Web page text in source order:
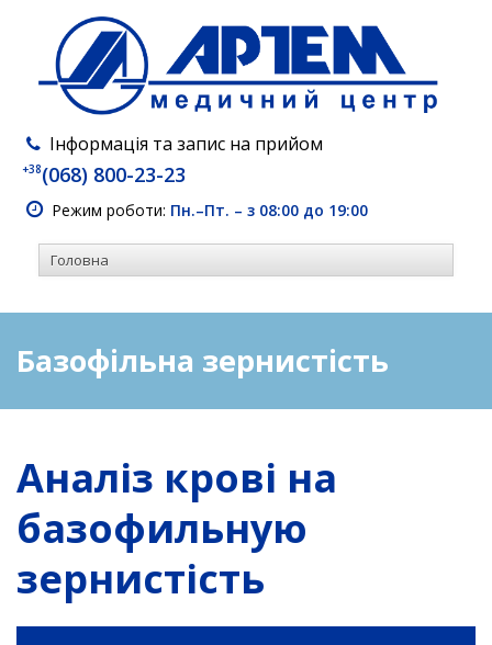
Інформація та запис на прийом
+38(068) 800-23-23
Режим роботи: Пн.–Пт. – з 08:00 до 19:00
Базофільна зернистість
Аналіз крові на
базофильную
зернистість